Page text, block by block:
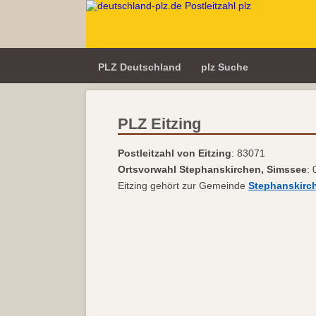
PLZ Deutschland plz Suche
PLZ Eitzing
Postleitzahl von Eitzing: 83071
Ortsvorwahl Stephanskirchen, Simssee:
Eitzing gehört zur Gemeinde